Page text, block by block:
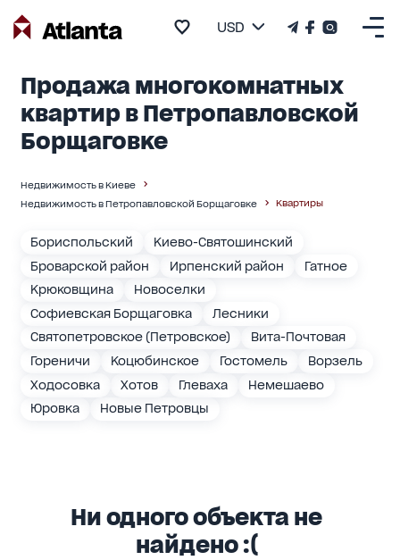
USD
Продажа многокомнатных
квартир в Петропавловской
Борщаговке
Недвижимость в Киеве
Недвижимость в Петропавловской Борщаговке
Квартиры
Бориспольский
Киево-Святошинский
Броварской район
Ирпенский район
Гатное
Крюковщина
Новоселки
Софиевская Борщаговка
Лесники
Святопетровское (Петровское)
Вита-Почтовая
Гореничи
Коцюбинское Гостомель
Ворзель
Ходосовка
Хотов Глеваха
Немешаево
Юровка
Новые Петровцы
Ни одного объекта не
найдено :(